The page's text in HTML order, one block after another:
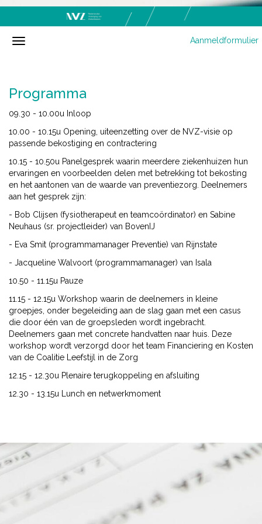
Aanmeldformulier
Programma
09.30 - 10.00u Inloop
10.00 - 10.15u Opening, uiteenzetting over de NVZ-visie op
passende bekostiging en contractering
10.15 - 10.50u Panelgesprek waarin meerdere ziekenhuizen hun
ervaringen en voorbeelden delen met betrekking tot bekosting
en het aantonen van de waarde van preventiezorg. Deelnemers
aan het gesprek zijn:
- Bob Clijsen (fysiotherapeut en teamcoördinator) en Sabine
Neuhaus (sr. projectleider) van BovenIJ
- Eva Smit (programmamanager Preventie) van Rijnstate
- Jacqueline Walvoort (programmamanager) van Isala
10.50 - 11.15u Pauze
11.15 - 12.15u Workshop waarin de deelnemers in kleine
groepjes, onder begeleiding aan de slag gaan met een casus
die door één van de groepsleden wordt ingebracht.
Deelnemers gaan met concrete handvatten naar huis. Deze
workshop wordt verzorgd door het team Financiering en Kosten
van de Coalitie Leefstijl in de Zorg
12.15 - 12.30u Plenaire terugkoppeling en afsluiting
12.30 - 13.15u Lunch en netwerkmoment